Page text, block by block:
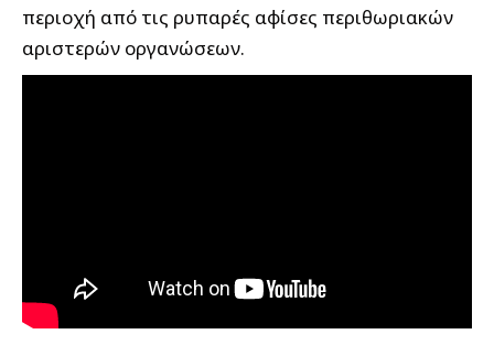
περιοχή από τις ρυπαρές αφίσες περιθωριακών
αριστερών οργανώσεων.